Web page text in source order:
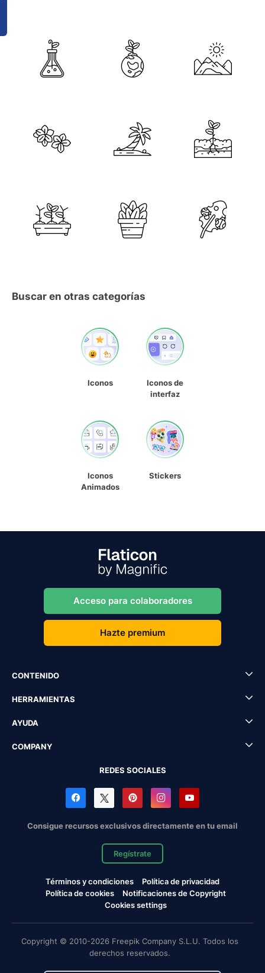
Buscar en otras categorías
Iconos
Iconos de
interfaz
Iconos
Animados
Stickers
Acceso para colaboradores
Hazte premium
CONTENIDO
HERRAMIENTAS
AYUDA
COMPANY
REDES SOCIALES
Consigue recursos exclusivos directamente en tu email
Regístrate
Términos y condiciones
Política de privacidad
Política de cookies
Notificaciones de Copyright
Cookies settings
Copyright © 2010-2026 Freepik Company S.L.U. Todos los
derechos reservados.